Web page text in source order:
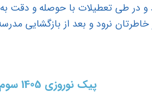
و در طی تعطیلات با حوصله و دقت
خاطرتان نرود و بعد از بازگشایی
پیک نوروزی 1405 سوم.pdf